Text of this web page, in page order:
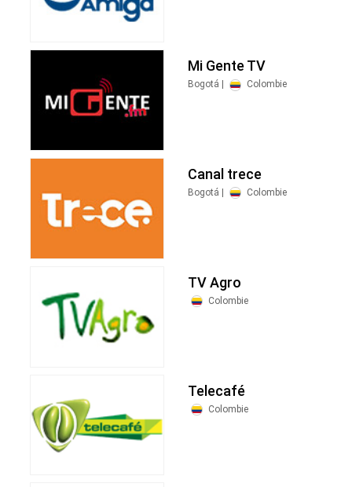
Mi Gente TV
Bogotá | Colombie
Canal trece
Bogotá | Colombie
TV Agro
Colombie
Telecafé
Colombie